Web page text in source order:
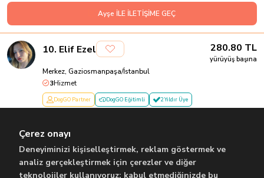
Ayşe İLE İLETİŞİME GEÇ
10. Elif Ezel 280.80 TL
yürüyüş başına
Merkez, Gaziosmanpaşa/İstanbul
3Hizmet
DogGO Partner DogGO Eğitimli 2 Yıldır Üye
annesiyim daha önce birçok kö...
Son Aktiflik: 8 Ocak Ödeme alınmayacaktır.
Elif İLE İLETİŞİME GEÇ
Çerez onayı
Deneyiminizi kişiselleştirmek, reklam göstermek ve
analiz gerçekleştirmek için çerezler ve diğer
teknolojiler kullanıyoruz; kabul etmediğinizde bu